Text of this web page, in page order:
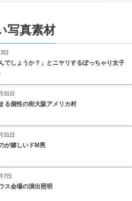
写真素材
日
でしょうか？」とニヤリするぽっちゃり女子
31日
る個性の街大阪アメリカ村
31日
が嬉しいドM男
7日
ス会場の演出照明